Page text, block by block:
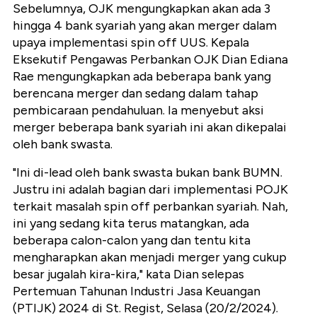
Sebelumnya, OJK mengungkapkan akan ada 3
hingga 4 bank syariah yang akan merger dalam
upaya implementasi spin off UUS. Kepala
Eksekutif Pengawas Perbankan OJK Dian Ediana
Rae mengungkapkan ada beberapa bank yang
berencana merger dan sedang dalam tahap
pembicaraan pendahuluan. Ia menyebut aksi
merger beberapa bank syariah ini akan dikepalai
oleh bank swasta.
"Ini di-lead oleh bank swasta bukan bank BUMN.
Justru ini adalah bagian dari implementasi POJK
terkait masalah spin off perbankan syariah. Nah,
ini yang sedang kita terus matangkan, ada
beberapa calon-calon yang dan tentu kita
mengharapkan akan menjadi merger yang cukup
besar jugalah kira-kira," kata Dian selepas
Pertemuan Tahunan Industri Jasa Keuangan
(PTIJK) 2024 di St. Regist, Selasa (20/2/2024).